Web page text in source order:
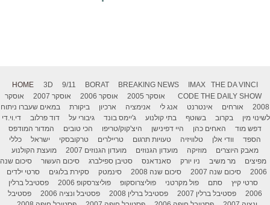
HOME 3D 9/11 BORAT BREAKING NEWS IMAX
THE DA VINCI
CODE THE DAILY SHOW אוסקר 2005 אוסקר 2006 אוסקר 2007
אוסקר
2008
אורחים אינטרנט אנג לי אנימציה ארכיון ביקורת
במאים שעברו ניתוח
לשינוי מין
בקרוב בשוטף בתי קולנוע ג'יימס בונד גיבורי על דוד פרלוב
די.וי.די
דפש מוד
האחים כהן היי דפינישן היצ'קוק/טריפו הכי טובים
המדור המודפס
הספד
וודי אלן טלוויזיה טעויות תרגום טריילרים טרקובסקי ישראל
כללי
מאבק היוצרים
מוזיקה מועדון הגנוזים מועדון הגנוזים 2007
מועצת הקולנוע
מפיצים
מר משיב ניו יורק סאנדאנס סטיבן ספילברג סיכום העשור
סיכום שנה
2006
סיכום שנה 2007 סיכום שנה 2008 סינמטק סקירת בלוגים
סרטי ילדים
סרטי קיץ
סתם פול מקרטני פוליצרוסקופ פוליצרסקופ 2006
פסטיבל ברלין
2006
פסטיבל ברלין 2007 פסטיבל ברלין 2008 פסטיבל ונציה 2006
פסטיבל